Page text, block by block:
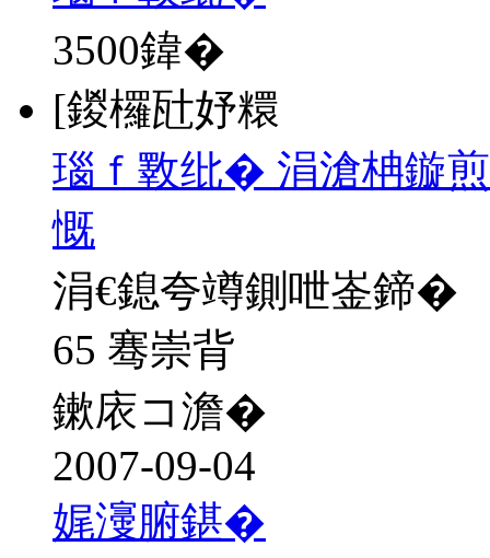
3500鍏�
[鍐欏瓧妤糫
瑙ｆ斁纰� 涓滄柟鏇
慨
涓€鎴夸竴鍘呭崟鍗�
65 骞崇背
鏉庡コ澹�
2007-09-04
娓濅腑鍖�